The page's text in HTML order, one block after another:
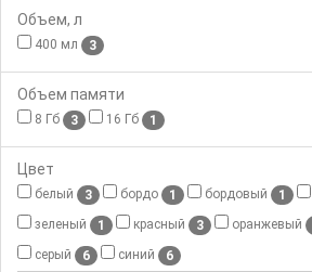
Объем, л
400 мл 3
Объем памяти
8 Гб 3 16 Гб 1
Цвет
белый 3 бордо 1 бордовый 1
зеленый
1 красный 3 оранжевый
серый
6 синий 6